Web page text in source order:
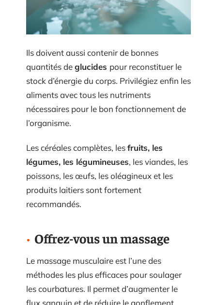
Ils doivent aussi contenir de bonnes
quantités deglucides pour reconstituer le
stock d’énergie du corps. Privilégiez enfin les
aliments avec tous les nutriments
nécessaires pour le bon fonctionnement de
l’organisme.
Les céréales complètes, lesfruits, les
légumes, les légumineuses, les viandes, les
poissons, les œufs, les oléagineux et les
produits laitiers sont fortement
recommandés.
Offrez-vous un massage
Le massage musculaire est l’une des
méthodes les plus efficaces pour soulager
les courbatures. Il permet d’augmenter le